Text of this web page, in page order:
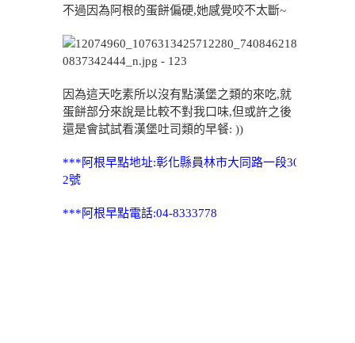
不過因為阿根的蛋餅偏硬,她感覺咬不太斷~
因為這天吃素所以沒有點漢堡之類的來吃,就
蛋餅部分來說是比較不對我口味,但或許之後
還是會試試看漢堡吐司類的早餐: ))
***阿根早點地址:彰化縣員林市大同路一段30
2號
***阿根早點電話:04-8333778